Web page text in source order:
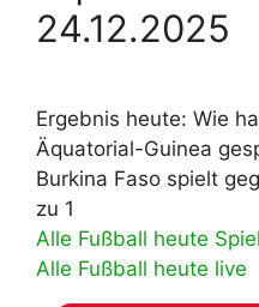
24.12.2025
Ergebnis heute: Wie
Äquatorial-Guinea
Burkina Faso spielt
zu 1
Alle Fußball heute
Alle Fußball heute live